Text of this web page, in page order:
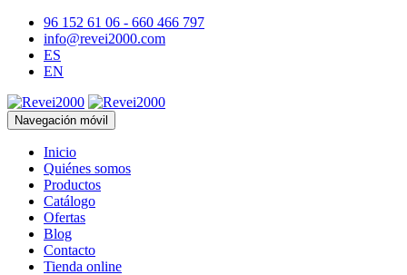
96 152 61 06 - 660 466 797
info@revei2000.com
ES
EN
Navegación móvil
Inicio
Quiénes somos
Productos
Catálogo
Ofertas
Blog
Contacto
Tienda online